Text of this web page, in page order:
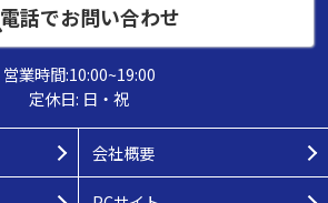
電話でお問い合わせ
営業時間:10:00~19:00
定休日: 日・祝
会社概要